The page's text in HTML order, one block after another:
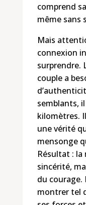
comprend
même sans
Mais
connexion
surprendre.
couple a
semblants,
kilomètres.
une vérité
mensonge
Résultat :
sincérité,
du courage.
montrer tel